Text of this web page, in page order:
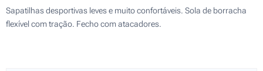
Sapatilhas desportivas leves e muito confortáveis. Sola de borracha
flexível com tração. Fecho com atacadores.